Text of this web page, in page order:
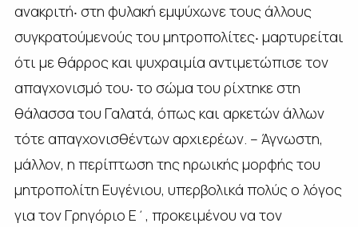
ανακριτή‧ στη φυλακή εμψύχωνε τους άλλους
συγκρατούμενούς του μητροπολίτες‧ μαρτυρείται
ότι με θάρρος και ψυχραιμία αντιμετώπισε τον
απαγχονισμό του‧ το σώμα του ρίχτηκε στη
θάλασσα του Γαλατά, όπως και αρκετών άλλων
τότε απαγχονισθέντων αρχιερέων. – Άγνωστη,
μάλλον, η περίπτωση της ηρωικής μορφής του
μητροπολίτη Ευγένιου, υπερβολικά πολύς ο λόγος
για τον Γρηγόριο Ε΄, προκειμένου να τον